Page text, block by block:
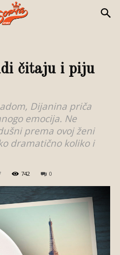
čitaju i piju
Dijanina priča
emocija. Ne
prema ovoj ženi
dramatično koliko i
742 0